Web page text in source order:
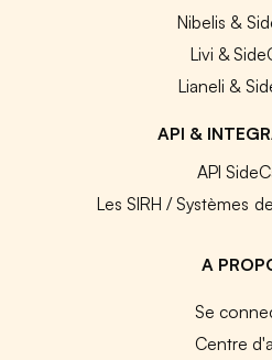
Nibelis &
Livi &
Lianeli &
API &
API
Les SIRH / Systèmes
A
Se
Centre